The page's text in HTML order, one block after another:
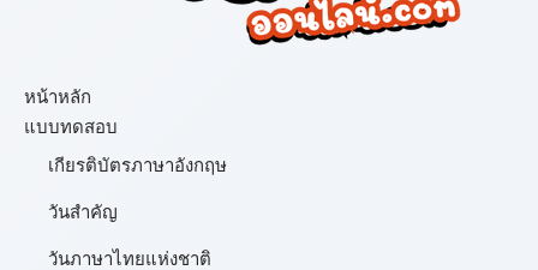
หน้าหลัก
แบบทดสอบ
เกียรติบัตรภาษาอังกฤษ
วันสำคัญ
วันภาษาไทยแห่งชาติ